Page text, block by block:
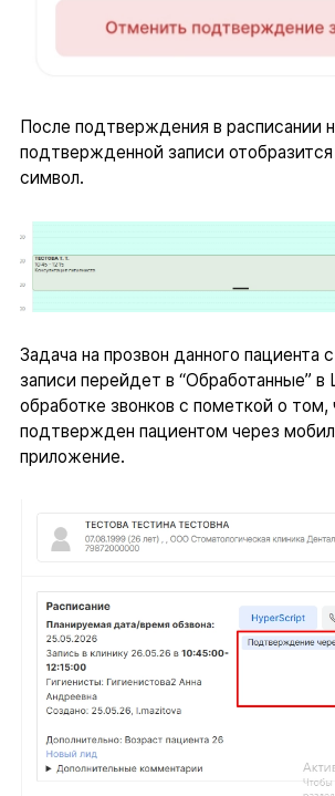
После подтверждения в расписании
подтвержденной записи
символ.
Задача на прозвон данного пациента
записи перейдет в “Обработанные” в
обработке звонков с пометкой о том,
подтвержден пациентом через
приложение.